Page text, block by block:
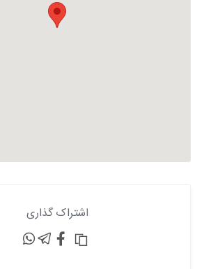
اشتراک گذاری